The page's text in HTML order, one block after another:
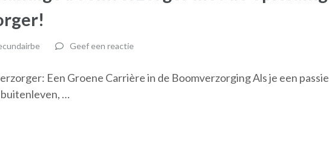
Geef een reactie
Een Groene Carrière in de Boomverzorging Als je een passie
…